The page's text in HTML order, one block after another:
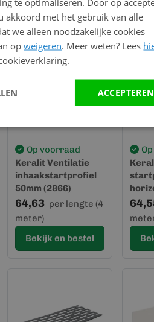
Bekijk en bestel
Op voorraad
Keralit Ventilatie
inhaakstartprofiel
50mm (2866)
64,63 per lengte (4
meter)
Bekijk en bestel
akkoord met het gebruik van alle
we alleen noodzakelijke cookies
opweigeren. Meer weten? Lees
ACCEPTEREN